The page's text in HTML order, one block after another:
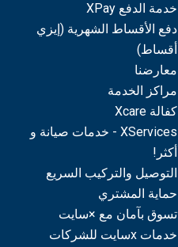
خدمة الدفع XPay
دفع الأقساط الشهرية (إيزي
أقساط)
معارضنا
مراكز الخدمة
كفالة Xcare
XServices - خدمات صيانة و
أكثر!
التوصيل والتركيب السريع
حماية المشتري
تسوق بآمان مع ×سايت
خدمات xسايت للشركات